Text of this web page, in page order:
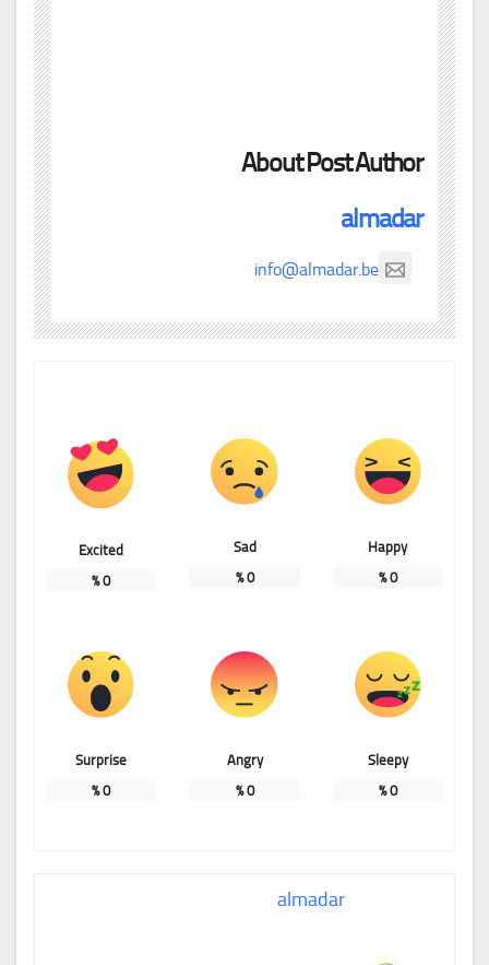
About Post Author
almadar
info@almadar.be
Happy
0
%
Sad
0
%
Excited
0
%
Sleepy
0
%
Angry
0
%
Surprise
0
%
almadar